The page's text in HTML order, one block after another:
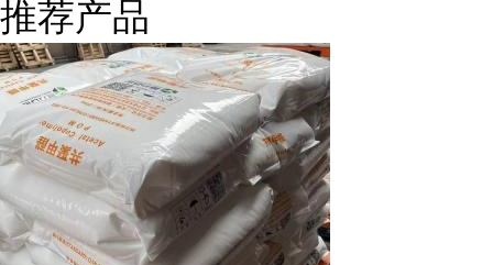
推荐产品